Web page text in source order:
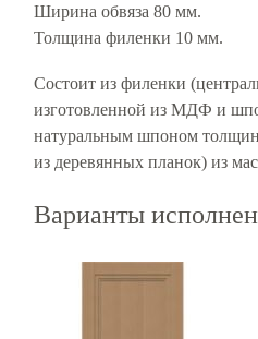
Ширина обвяза 80 мм.
Толщина филенки 10 мм.
Cостоит из филенки
изготовленной из МДФ и
натуральным шпоном
из деревянных планок) из
Варианты